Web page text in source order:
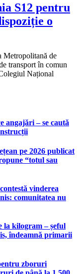
S12 pentru
o
Metropolitană de
transport în comun
Național
angajări – se caută
pe 2026 publicat
“totul sau
vinderea
comunitatea nu
kilogram – șeful
îndeamnă primarii
zboruri